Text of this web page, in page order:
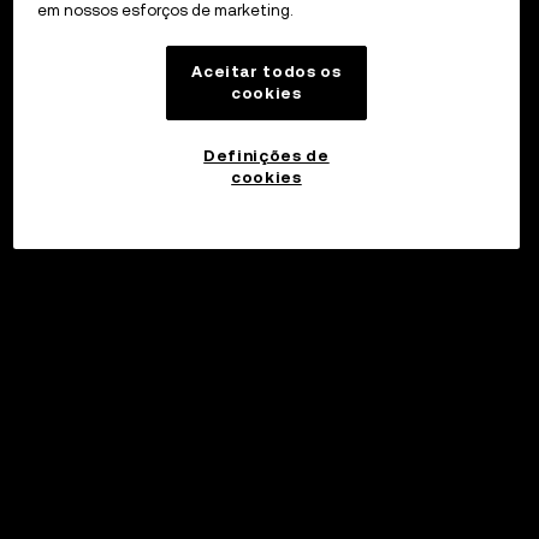
em nossos esforços de marketing.
Aceitar todos os
cookies
Definições de
cookies